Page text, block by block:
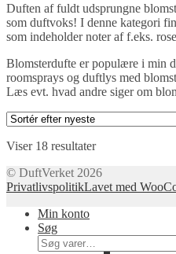
Duften af fuldt udsprungne
som duftvoks! I denne kategori
som indeholder noter af f.eks.
Blomsterdufte er populære i min
roomsprays og duftlys med
Læs evt. hvad andre siger om
Viser 18 resultaterSorteret
seneste
© DuftVerket 2026
PrivatlivspolitikLavet med
Min konto
Søg
Søg